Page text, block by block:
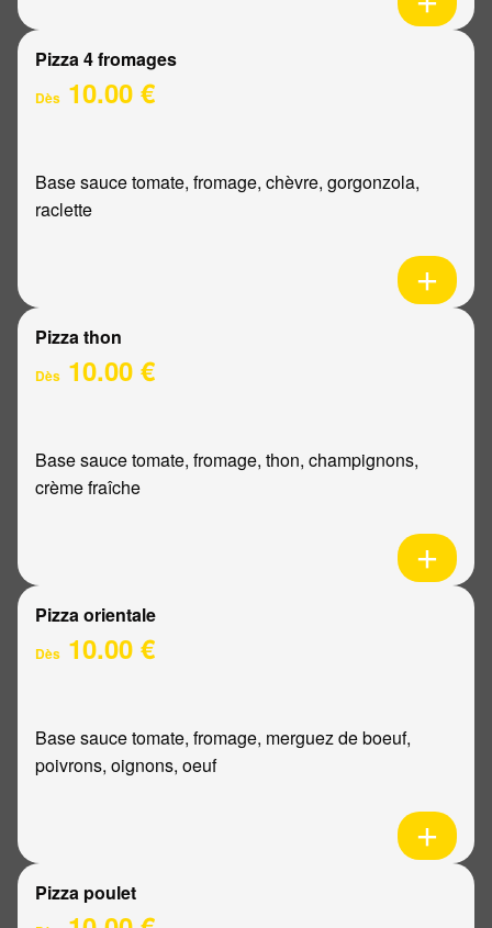
Pizza 4 fromages
Dès 10.00 €
Base sauce tomate, fromage, chèvre, gorgonzola,
raclette
Pizza thon
Dès 10.00 €
Base sauce tomate, fromage, thon, champignons,
crème fraîche
Pizza orientale
Dès 10.00 €
Base sauce tomate, fromage, merguez de boeuf,
poivrons, oignons, oeuf
Pizza poulet